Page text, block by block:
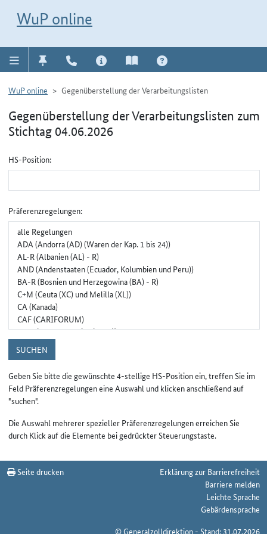
WuP online
WuP online Gegenüberstellung der Verarbeitungslisten
Gegenüberstellung der Verarbeitungslisten zum
Stichtag 04.06.2026
Gruppenauswahl für Gegenüberstellung
HS-Position:
Präferenzregelungen:
SUCHEN
Geben Sie bitte die gewünschte 4-stellige HS-Position ein, treffen Sie im
Feld Präferenzregelungen eine Auswahl und klicken anschließend auf
"suchen".
Die Auswahl mehrerer spezieller Präferenzregelungen erreichen Sie
durch Klick auf die Elemente bei gedrückter Steuerungstaste.
Seite drucken
Erklärung zur Barrierefreiheit
Barriere melden
Leichte Sprache
Gebärdensprache
© Generalzolldirektion - Stand: 31.07.2026